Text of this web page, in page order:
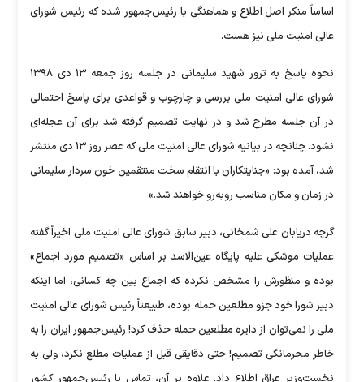
اساساً منکر اصل اطلاع و هماهنگی با رئیس‌جمهور شده که رئیس شورای
عالی امنیت ملی نیز هست.
نحوه پاسخ به ترور شهید سلیمانی در جلسه روز جمعه ۱۳ دی ۱۳۹۸
شورای عالی امنیت ملی بررسی و چارچوب و قواعدی برای پاسخ احتمالی
در آن جلسه مطرح شد و در نهایت تصمیم گرفته شد برای آن عجله‌ای
نشود. چنانچه در بیانیه شورای عالی امنیت ملی که عصر روز ۱۳ دی منتشر
شد، آمده بود: «جنایتکاران با انتقام سخت منتقمین خون سردار سلیمانی
در زمان و مکان مناسب روبه‌رو خواهند شد.»
گرچه دریابان علی شمخانی، دبیر سابق شورای عالی امنیت ملی اخیراً گفته
عملیات موشکی علیه پایگاه عین‌الاسد بر اساس «تصمیم مورد اجماع»
بوده و منظورش را مشخص نکرده که اجماع بین چه کسانی، اما اینکه
دبیر شورا خود جزو مطلعین حمله بوده، طبیعتاً رئیس شورای عالی امنیت
ملی را نمی‌توان از دایره مطلعین حمله حذف کرد! رئیس‌جمهور ایران را به
خاطر محرمانگی تصمیم! حتی دقایقی قبل از عملیات مطلع نکرد، ولی به